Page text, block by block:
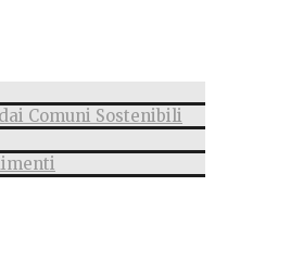
Comuni Sostenibili